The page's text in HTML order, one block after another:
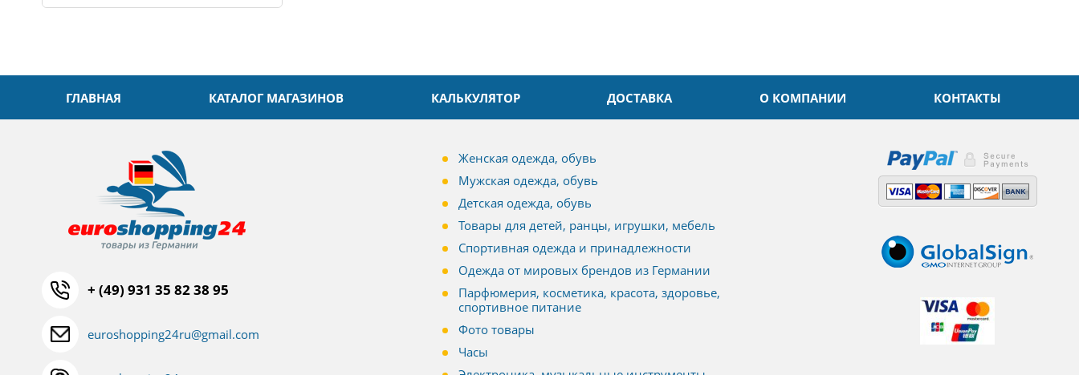
ГЛАВНАЯ КАТАЛОГ МАГАЗИНОВ КАЛЬКУЛЯТОР ДОСТАВКА О КОМПАНИИ КОНТАКТЫ
+ (49) 931 35 82 38 95
euroshopping24ru@gmail.com
Женская одежда, обувь
Мужская одежда, обувь
Детская одежда, обувь
Товары для детей, ранцы, игрушки, мебель
Спортивная одежда и принадлежности
Одежда от мировых брендов из Германии
Парфюмерия, косметика, красота, здоровье,
спортивное питание
Фото товары
Часы